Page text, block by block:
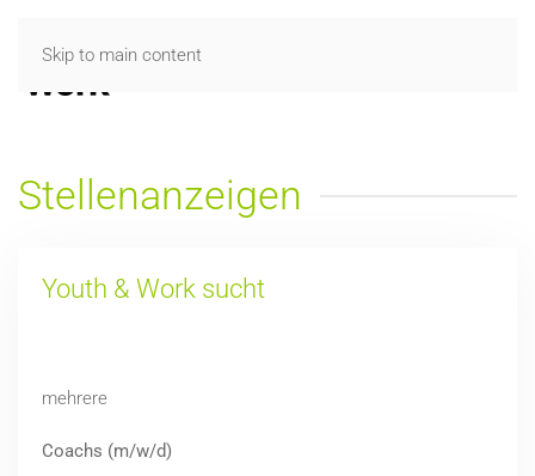
Skip to main content
Stellenanzeigen
Youth & Work sucht
mehrere
Coachs (m/w/d)